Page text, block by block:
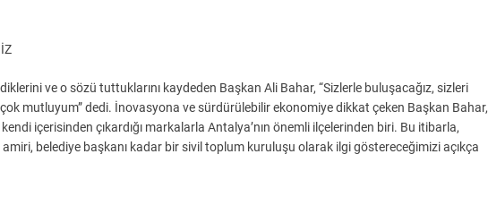
ve o sözü tuttuklarını kaydeden Başkan Ali Bahar, “Sizlerle buluşacağız, sizleri
mutluyum” dedi. İnovasyona ve sürdürülebilir ekonomiye dikkat çeken Başkan Bahar,
içerisinden çıkardığı markalarla Antalya’nın önemli ilçelerinden biri. Bu itibarla,
belediye başkanı kadar bir sivil toplum kuruluşu olarak ilgi göstereceğimizi açıkça